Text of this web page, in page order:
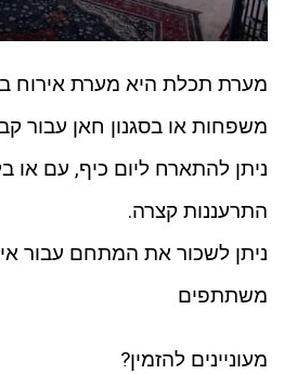
מערת תכלת היא מערת אירוח
משפחות או בסגנון חאן עבור
ניתן להתארח ליום כיף, עם או
התרעננות קצרה.
משתתפים
מעוניינים להזמין?